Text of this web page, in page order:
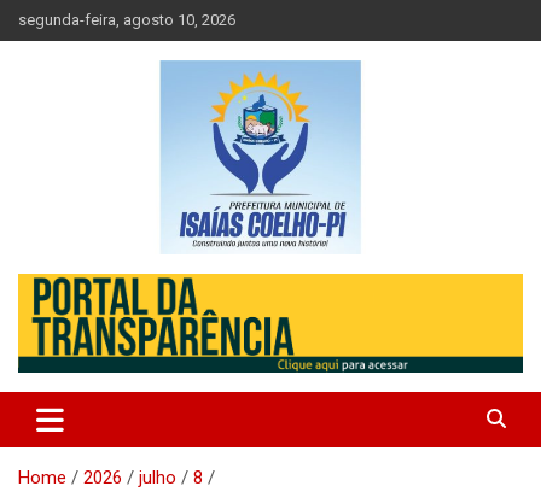
to
segunda-feira, agosto 10, 2026
Prefeitura Municipal de Isaias
Coelho
Home 2026 julho
8